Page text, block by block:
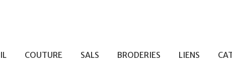
COUTURE SALS BRODERIES LIENS